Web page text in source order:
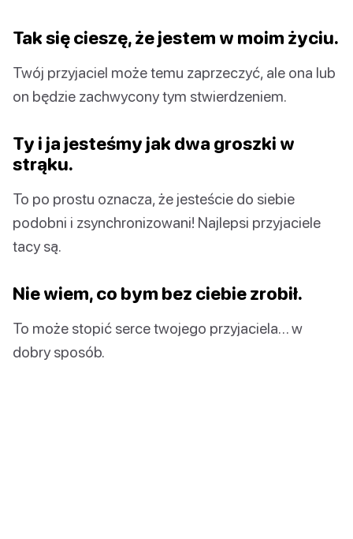
Tak się cieszę, że jestem w moim życiu.
Twój przyjaciel może temu zaprzeczyć, ale ona lub
on będzie zachwycony tym stwierdzeniem.
Ty i ja jesteśmy jak dwa groszki w
strąku.
To po prostu oznacza, że jesteście do siebie
podobni i zsynchronizowani! Najlepsi przyjaciele
tacy są.
Nie wiem, co bym bez ciebie zrobił.
To może stopić serce twojego przyjaciela… w
dobry sposób.